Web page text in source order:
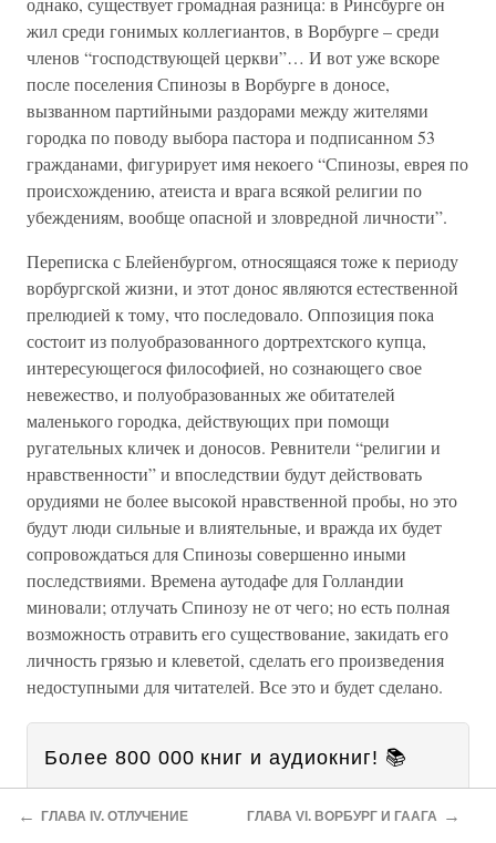
жил среди гонимых коллегиантов, в Ворбурге – среди
членов “господствующей церкви”… И вот уже вскоре
после поселения Спинозы в Ворбурге в доносе,
вызванном партийными раздорами между жителями
городка по поводу выбора пастора и подписанном 53
гражданами, фигурирует имя некоего “Спинозы, еврея по
происхождению, атеиста и врага всякой религии по
убеждениям, вообще опасной и зловредной личности”.
Переписка с Блейенбургом, относящаяся тоже к периоду
ворбургской жизни, и этот донос являются естественной
прелюдией к тому, что последовало. Оппозиция пока
состоит из полуобразованного дортрехтского купца,
интересующегося философией, но сознающего свое
невежество, и полуобразованных же обитателей
маленького городка, действующих при помощи
ругательных кличек и доносов. Ревнители “религии и
нравственности” и впоследствии будут действовать
орудиями не более высокой нравственной пробы, но это
будут люди сильные и влиятельные, и вражда их будет
сопровождаться для Спинозы совершенно иными
последствиями. Времена аутодафе для Голландии
миновали; отлучать Спинозу не от чего; но есть полная
возможность отравить его существование, закидать его
личность грязью и клеветой, сделать его произведения
недоступными для читателей. Все это и будет сделано.
Более 800 000 книг и аудиокниг! 📚
подарок
← ГЛАВА IV. ОТЛУЧЕНИЕ ГЛАВА VI. ВОРБУРГ И ГААГА →